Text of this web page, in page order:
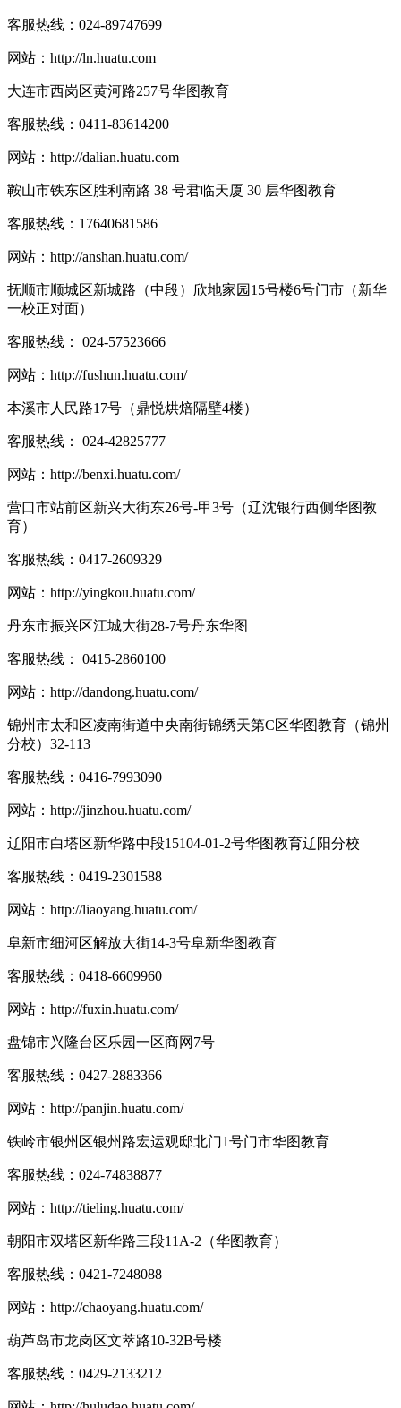
客服热线： 024-89747699
网站： http://ln.huatu.com
大连市西岗区黄河路257号华图教育
客服热线： 0411-83614200
网站： http://dalian.huatu.com
鞍山市铁东区胜利南路 38 号君临天厦 30 层华图教育
客服热线： 17640681586
网站： http://anshan.huatu.com/
抚顺市顺城区新城路（中段）欣地家园15号楼6号门市（新华
一校正对面）
客服热线： 024-57523666
网站： http://fushun.huatu.com/
本溪市人民路17号（鼎悦烘焙隔壁4楼）
客服热线： 024-42825777
网站： http://benxi.huatu.com/
营口市站前区新兴大街东26号-甲3号（辽沈银行西侧华图教
育）
客服热线： 0417-2609329
网站： http://yingkou.huatu.com/
丹东市振兴区江城大街28-7号丹东华图
客服热线： 0415-2860100
网站： http://dandong.huatu.com/
锦州市太和区凌南街道中央南街锦绣天第C区华图教育（锦州
分校）32-113
客服热线： 0416-7993090
网站： http://jinzhou.huatu.com/
辽阳市白塔区新华路中段15104-01-2号华图教育辽阳分校
客服热线： 0419-2301588
网站： http://liaoyang.huatu.com/
阜新市细河区解放大街14-3号阜新华图教育
客服热线： 0418-6609960
网站： http://fuxin.huatu.com/
盘锦市兴隆台区乐园一区商网7号
客服热线： 0427-2883366
网站： http://panjin.huatu.com/
铁岭市银州区银州路宏运观邸北门1号门市华图教育
客服热线： 024-74838877
网站： http://tieling.huatu.com/
朝阳市双塔区新华路三段11A-2（华图教育）
客服热线： 0421-7248088
网站： http://chaoyang.huatu.com/
葫芦岛市龙岗区文萃路10-32B号楼
客服热线： 0429-2133212